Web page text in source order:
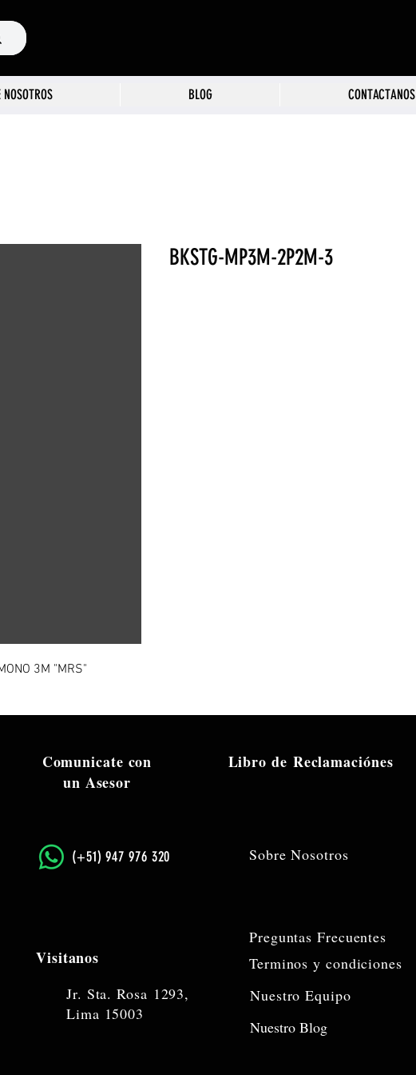
NOSOTROS BLOG CONTACTANOS
3M "MRS"
BKSTG-MP3M-2P2M-3
Comunicate con
un Asesor
Libro de Reclamaciónes
​(+51) 947 976 320 Sobre Nosotros
Preguntas Frecuentes
Visitanos
Jr. Sta. Rosa 1293,
Lima 15003
Terminos y condiciones
Nuestro Equipo
Nuestro Blog